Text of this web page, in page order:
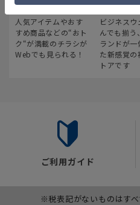
最新のお買い得情報
人気アイテムやおす
すめ商品などの“おト
ク“が満載のチラシが
Webでも見られる！
スーツ
ビジネスウ
んでも揃う
ランドが一
た新感覚の
トアです
ご利用ガイド
※税表記がないものはす